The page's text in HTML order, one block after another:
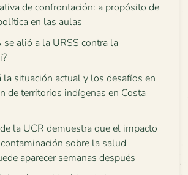
de confrontación: a propósito de
en las aulas
se alió a la URSS contra la
la situación actual y los desafíos en
de territorios indígenas en Costa
la UCR demuestra que el impacto
sobre la salud
aparecer semanas después